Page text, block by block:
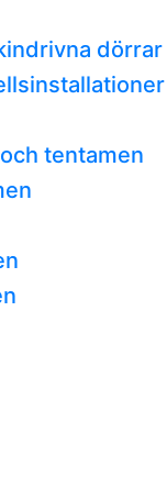
dörrar
tentamen